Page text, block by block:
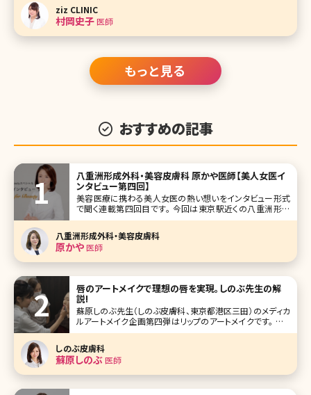
みると「思った感じと違う……」と思われたり、歳を重ね趣味
が変わってしまっ
ziz CLINIC
村岡史子医師
もっと見る
おすすめの記事
八重洲形成外科・美容皮膚科 原かや医師【美人女医イ
ンタビュー第四回】
美容医療に携わる美人女医の熱い想いをインタビュー形式
で聞く連載第四回目です。 今回は東京駅近くの八重洲形成
外科・美容皮膚科の原かや院長です。 形成外科から美容領
域進出の経緯、現在でも診療にあたる大学病院と開業医の
違いなどを語ってもらい、興味深い内容になりました。インタ
ビューから、その真摯な想いが
八重洲形成外科・美容皮膚科
原かや医師
唇のアートメイクで理想の唇を実現。しのぶ先生の解
説!
蘇原しのぶ先生（しのぶ皮膚科、東京都港区三田）のメディカ
ルアートメイク企画第四弾はリップのアートメイクです。 ふっ
くらとしたセクシーな唇、赤ちゃんのようなくすみのないクリ
アな唇、口角が上がった華やかな唇。あなたの理想はどのよ
うな唇ですか?アートメイクによって理想の唇、印象的な唇を
手に入れませんか
しのぶ皮膚科
蘇原しのぶ医師